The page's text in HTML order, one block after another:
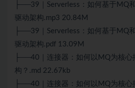
├──39｜Serverless：如何基于MQ
驱动架构.mp3 20.84M
├──39｜Serverless：如何基于MQ
驱动架构.pdf 13.09M
├──40｜连接器：如何以MQ为核心
构？.md 22.67kb
├──40｜连接器：如何以MQ为核心